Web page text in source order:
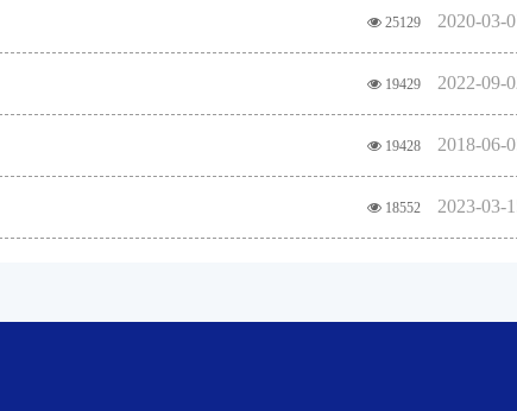
25129 2020-03-
19429 2022-09-
19428 2018-06-
18552 2023-03-